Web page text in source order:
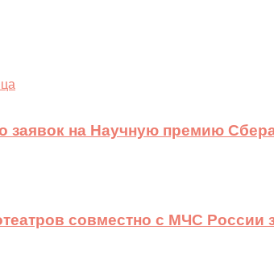
заявок на Научную премию
совместно с МЧС России